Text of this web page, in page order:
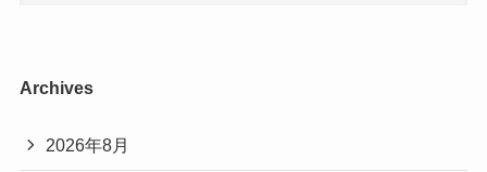
Archives
2026年8月